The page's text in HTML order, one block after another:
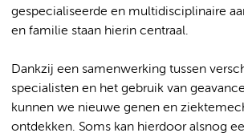
gespecialiseerde en multidisciplinaire
en familie staan hierin centraal.
Dankzij een samenwerking tussen
specialisten en het gebruik van
kunnen we nieuwe genen en
ontdekken. Soms kan hierdoor alsnog